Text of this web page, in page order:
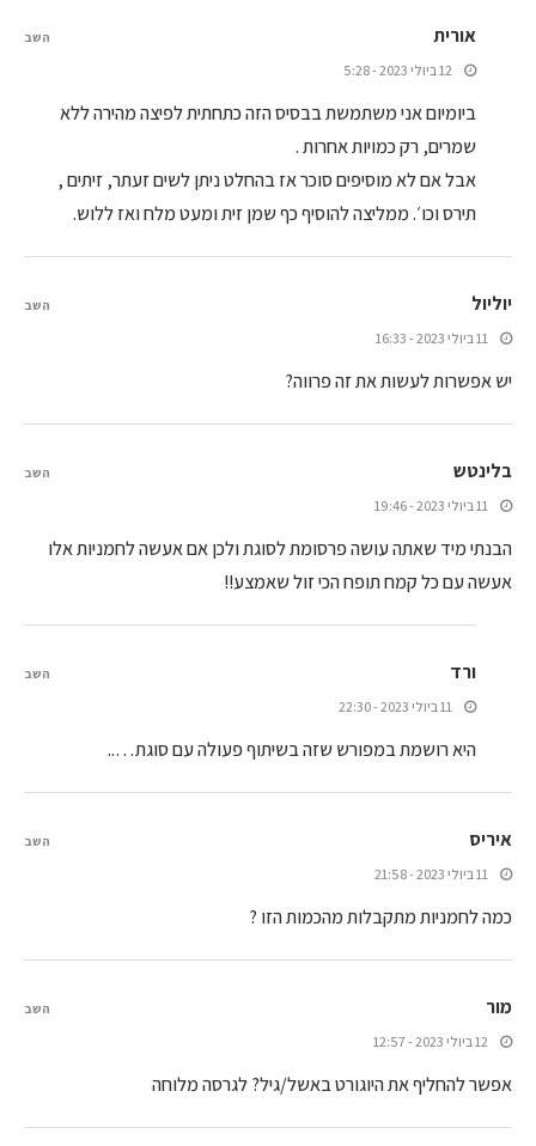
אורית
12 ביולי 2023 - 5:28
ביומיום אני משתמשת בבסיס הזה כתחתית לפיצה מהירה ללא
שמרים, רק כמויות אחרות .
אבל אם לא מוסיפים סוכר אז בהחלט ניתן לשים זעתר, זיתים ,
תירס וכו׳. ממליצה להוסיף כף שמן זית ומעט מלח ואז ללוש.
השב
יוליול
11 ביולי 2023 - 16:33
יש אפשרות לעשות את זה פרווה?
השב
בלינטש
11 ביולי 2023 - 19:46
הבנתי מיד שאתה עושה פרסומת לסוגת ולכן אם אעשה לחמניות אלו
אעשה עם כל קמח תופח הכי זול שאמצע!!
השב
ורד
11 ביולי 2023 - 22:30
היא רושמת במפורש שזה בשיתוף פעולה עם סוגת…..
השב
איריס
11 ביולי 2023 - 21:58
כמה לחמניות מתקבלות מהכמות הזו ?
השב
מור
12 ביולי 2023 - 12:57
אפשר להחליף את היוגורט באשל/גיל? לגרסה מלוחה
השב